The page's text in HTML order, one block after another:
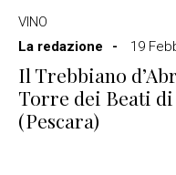
VINO
La redazione
19
Il Trebbiano
Torre dei Beati
(Pescara)